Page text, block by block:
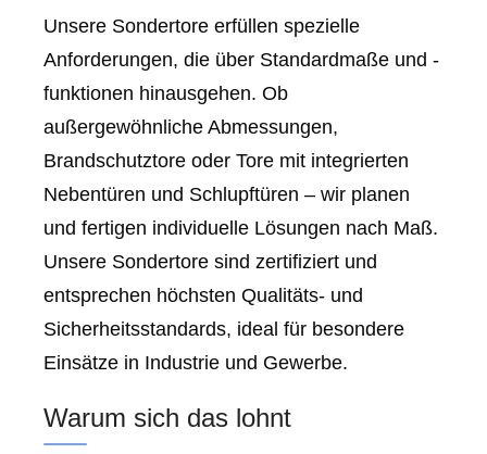
Unsere Sondertore erfüllen spezielle
Anforderungen, die über Standardmaße und -
funktionen hinausgehen. Ob
außergewöhnliche Abmessungen,
Brandschutztore oder Tore mit integrierten
Nebentüren und Schlupftüren – wir planen
und fertigen individuelle Lösungen nach Maß.
Unsere Sondertore sind zertifiziert und
entsprechen höchsten Qualitäts- und
Sicherheitsstandards, ideal für besondere
Einsätze in Industrie und Gewerbe.
Warum sich das lohnt